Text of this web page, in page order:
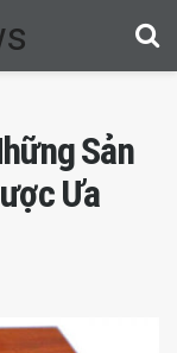
Sản
Ưa